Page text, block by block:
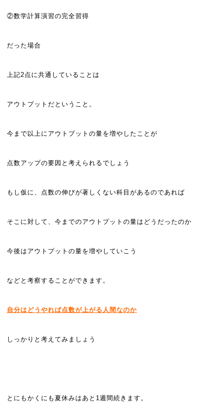
②数学計算演習の完全習得
だった場合
上記2点に共通していることは
アウトプットだということ。
今まで以上にアウトプットの量を増やしたことが
点数アップの要因と考えられるでしょう
もし仮に、点数の伸びが著しくない科目があるのであれば
そこに対して、今までのアウトプットの量はどうだったのか
今後はアウトプットの量を増やしていこう
などと考察することができます。
自分はどうやれば点数が上がる人間なのか
しっかりと考えてみましょう
とにもかくにも夏休みはあと1週間続きます。